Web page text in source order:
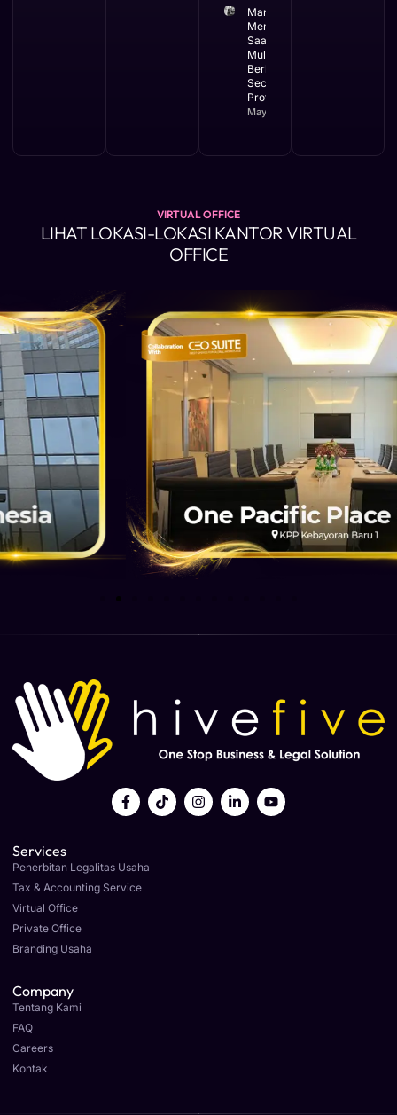
Manfaat
Membuat PT
Saat Bisnis
Mulai
Berkembang
Secara
Profesional
May 11, 2026
VIRTUAL OFFICE
LIHAT LOKASI-LOKASI KANTOR VIRTUAL
OFFICE
Services
Penerbitan Legalitas Usaha
Tax & Accounting Service
Virtual Office
Private Office
Branding Usaha
Company
Tentang Kami
FAQ
Careers
Kontak